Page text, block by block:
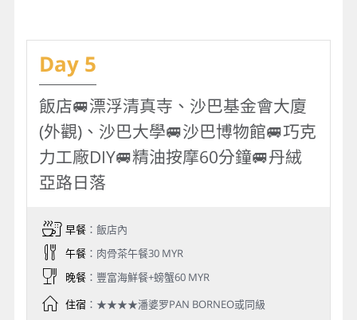
Day 5
飯店🚐漂浮清真寺、沙巴基金會大廈
(外觀)、沙巴大學🚐沙巴博物館🚐巧克
力工廠DIY🚐精油按摩60分鐘🚐丹絨
亞路日落
早餐：飯店內
午餐：肉骨茶午餐30 MYR
晚餐：豐富海鮮餐+螃蟹60 MYR
住宿：★★★★潘婆罗PAN BORNEO或同級